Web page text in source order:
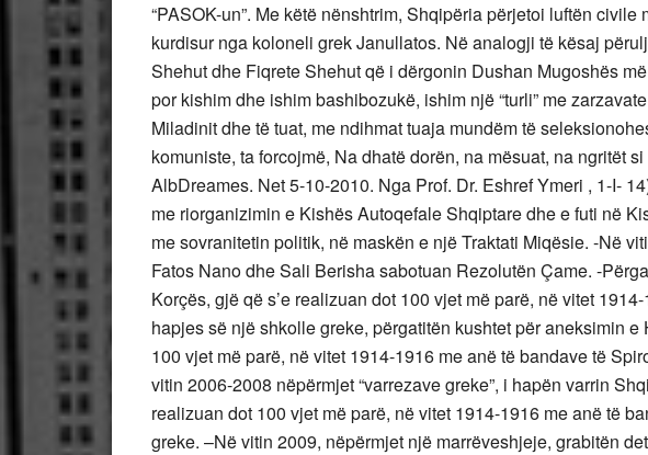
“PASOK-un”. Me këtë nënshtrim, Shqipëria përjetoi luftën
kurdisur nga koloneli grek Janullatos. Në analogji të kësaj
Shehut dhe Fiqrete Shehut që i dërgonin Dushan Mugoshës
por kishim dhe ishim bashibozukë, ishim një “turli” me
Miladinit dhe të tuat, me ndihmat tuaja mundëm të
komuniste, ta forcojmë, Na dhatë dorën, na mësuat, na ngritët
AlbDreames. Net 5-10-2010. Nga Prof. Dr. Eshref Ymeri , 1-I-
me riorganizimin e Kishës Autoqefale Shqiptare dhe e futi në
me sovranitetin politik, në maskën e një Traktati Miqësie. -Në
Fatos Nano dhe Sali Berisha sabotuan Rezolutën Çame. -
Korçës, gjë që s’e realizuan dot 100 vjet më parë, në vitet
hapjes së një shkolle greke, përgatitën kushtet për aneksimin e
100 vjet më parë, në vitet 1914-1916 me anë të bandave të
vitin 2006-2008 nëpërmjet “varrezave greke”, i hapën varrin
realizuan dot 100 vjet më parë, në vitet 1914-1916 me anë të
greke. –Në vitin 2009, nëpërmjet një marrëveshjeje, grabitën